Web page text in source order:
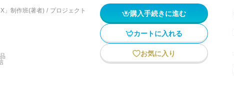
」制作班(著者) / プロジェクト
購入手続きに進む
カートに入れる
お気に入り